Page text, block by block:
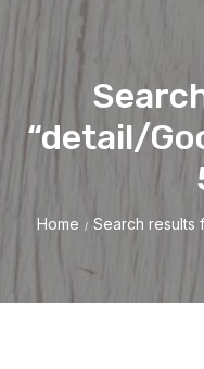
“detail/
Home / Search results